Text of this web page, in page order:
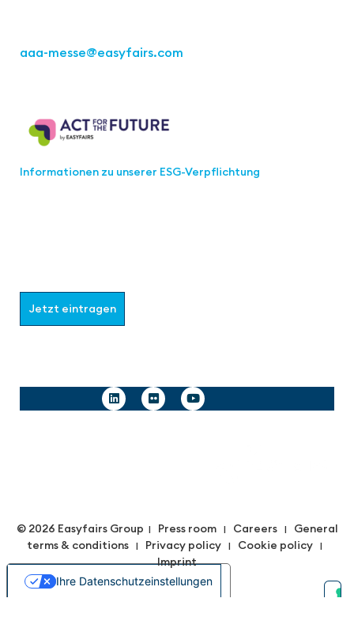
aaa-messe@easyfairs.com
Informationen zu unserer ESG-Verpflichtung
Jetzt eintragen
© 2026 Easyfairs Group | Press room| Careers| General
terms & conditions | Privacy policy | Cookie policy |
Imprint
Ihre Datenschutzeinstellungen